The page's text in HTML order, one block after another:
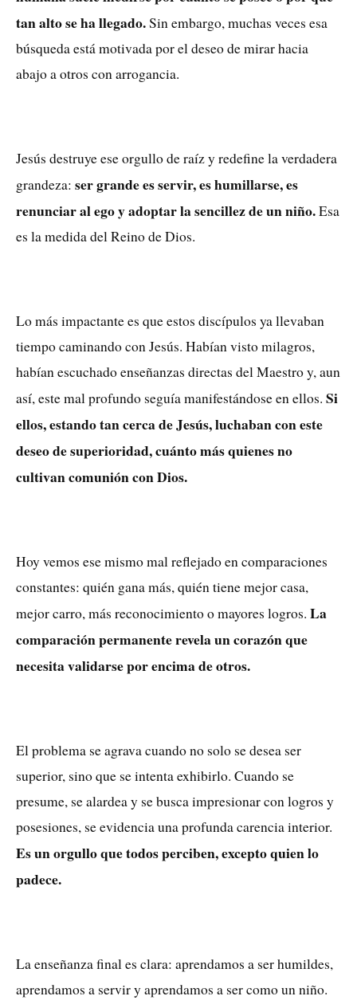
tan alto se ha llegado.Sin embargo, muchas veces esa
búsqueda está motivada por el deseo de mirar hacia
abajo a otros con arrogancia.
Jesús destruye ese orgullo de raíz y redefine la verdadera
grandeza: ser grande es servir, es humillarse, es
renunciar al ego y adoptar la sencillez de un niño.Esa
es la medida del Reino de Dios.
Lo más impactante es que estos discípulos ya llevaban
tiempo caminando con Jesús. Habían visto milagros,
habían escuchado enseñanzas directas del Maestro y, aun
así, este mal profundo seguía manifestándose en ellos. Si
ellos, estando tan cerca de Jesús, luchaban con este
deseo de superioridad, cuánto más quienes no
cultivan comunión con Dios.
Hoy vemos ese mismo mal reflejado en comparaciones
constantes: quién gana más, quién tiene mejor casa,
mejor carro, más reconocimiento o mayores logros. La
comparación permanente revela un corazón que
necesita validarse por encima de otros.
El problema se agrava cuando no solo se desea ser
superior, sino que se intenta exhibirlo. Cuando se
presume, se alardea y se busca impresionar con logros y
posesiones, se evidencia una profunda carencia interior.
Es un orgullo que todos perciben, excepto quien lo
padece.
La enseñanza final es clara: aprendamos a ser humildes,
aprendamos a servir y aprendamos a ser como un niño.